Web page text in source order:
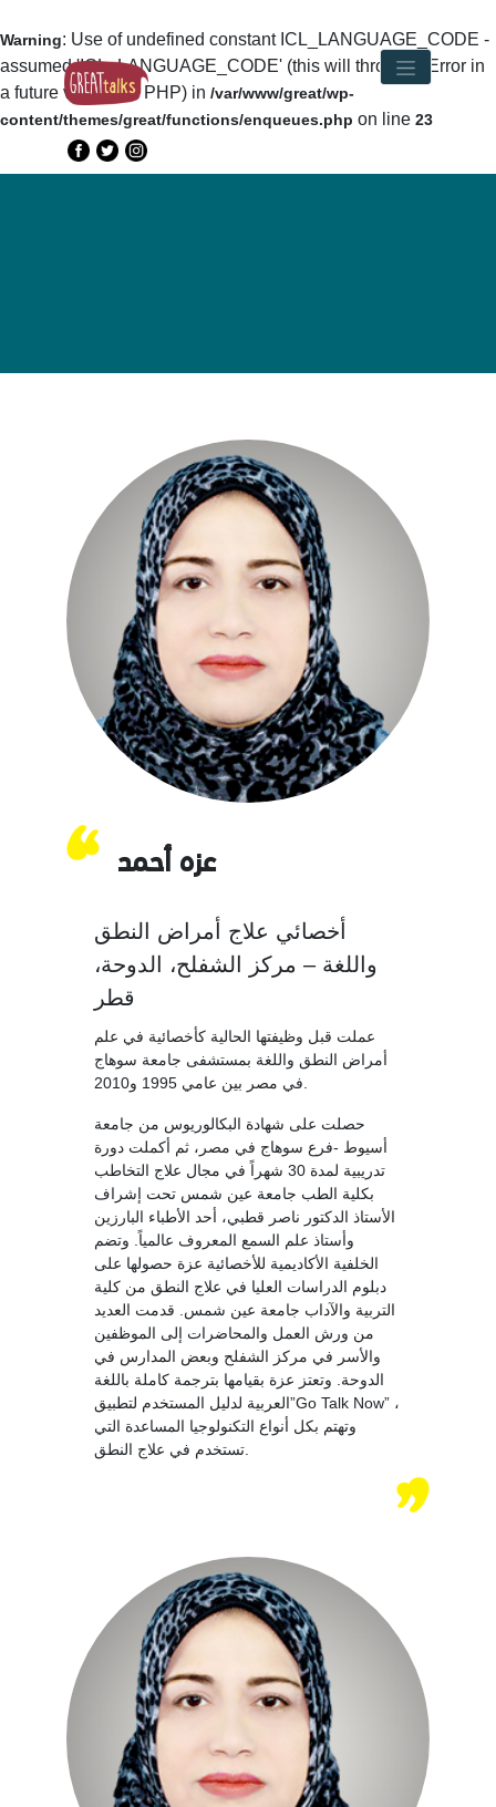
Warning: Use of undefined constant ICL_LANGUAGE_CODE -
assumed 'ICL_LANGUAGE_CODE' (this will throw an Error in
a future version of PHP) in /var/www/great/wp-
content/themes/great/functions/enqueues.php on line 23
عزه أحمد
أخصائي علاج أمراض النطق
واللغة – مركز الشفلح، الدوحة،
قطر
عملت قبل وظيفتها الحالية كأخصائية في علم
أمراض النطق واللغة بمستشفى جامعة سوهاج
في مصر بين عامي 1995 و2010.
حصلت على شهادة البكالوريوس من جامعة
أسيوط -فرع سوهاج في مصر، ثم أكملت دورة
تدريبية لمدة 30 شهراً في مجال علاج التخاطب
بكلية الطب جامعة عين شمس تحت إشراف
الأستاذ الدكتور ناصر قطبي، أحد الأطباء البارزين
وأستاذ علم السمع المعروف عالمياً. وتضم
الخلفية الأكاديمية للأخصائية عزة حصولها على
دبلوم الدراسات العليا في علاج النطق من كلية
التربية والآداب جامعة عين شمس. قدمت العديد
من ورش العمل والمحاضرات إلى الموظفين
والأسر في مركز الشفلح وبعض المدارس في
الدوحة. وتعتز عزة بقيامها بترجمة كاملة باللغة
العربية لدليل المستخدم لتطبيق”Go Talk Now” ،
وتهتم بكل أنواع التكنولوجيا المساعدة التي
تستخدم في علاج النطق.